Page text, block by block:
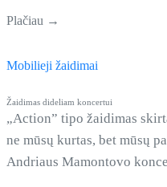
pasaulio vietoje. Prietaisas
Kiekvieną prietaisą galima
Plačiau →
Mobilieji žaidimai
Žaidimas dideliam koncertui
„Action” tipo žaidimas
ne mūsų kurtas, bet mūsų
Andriaus Mamontovo